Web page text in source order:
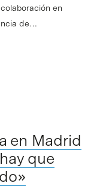
en
de…
en Madrid
que